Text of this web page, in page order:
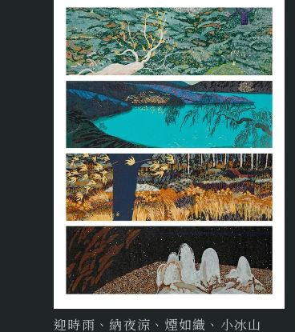
迎時雨、納夜涼、煙如織、小冰山